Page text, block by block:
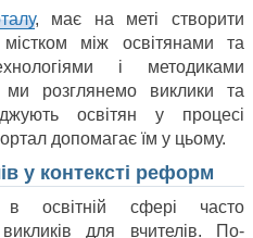
, має на меті створити
між освітянами та
і методиками
ми розглянемо виклики та
освітян у процесі
допомагає їм у цьому.
у контексті реформ
освітній сфері часто
для вчителів. По-